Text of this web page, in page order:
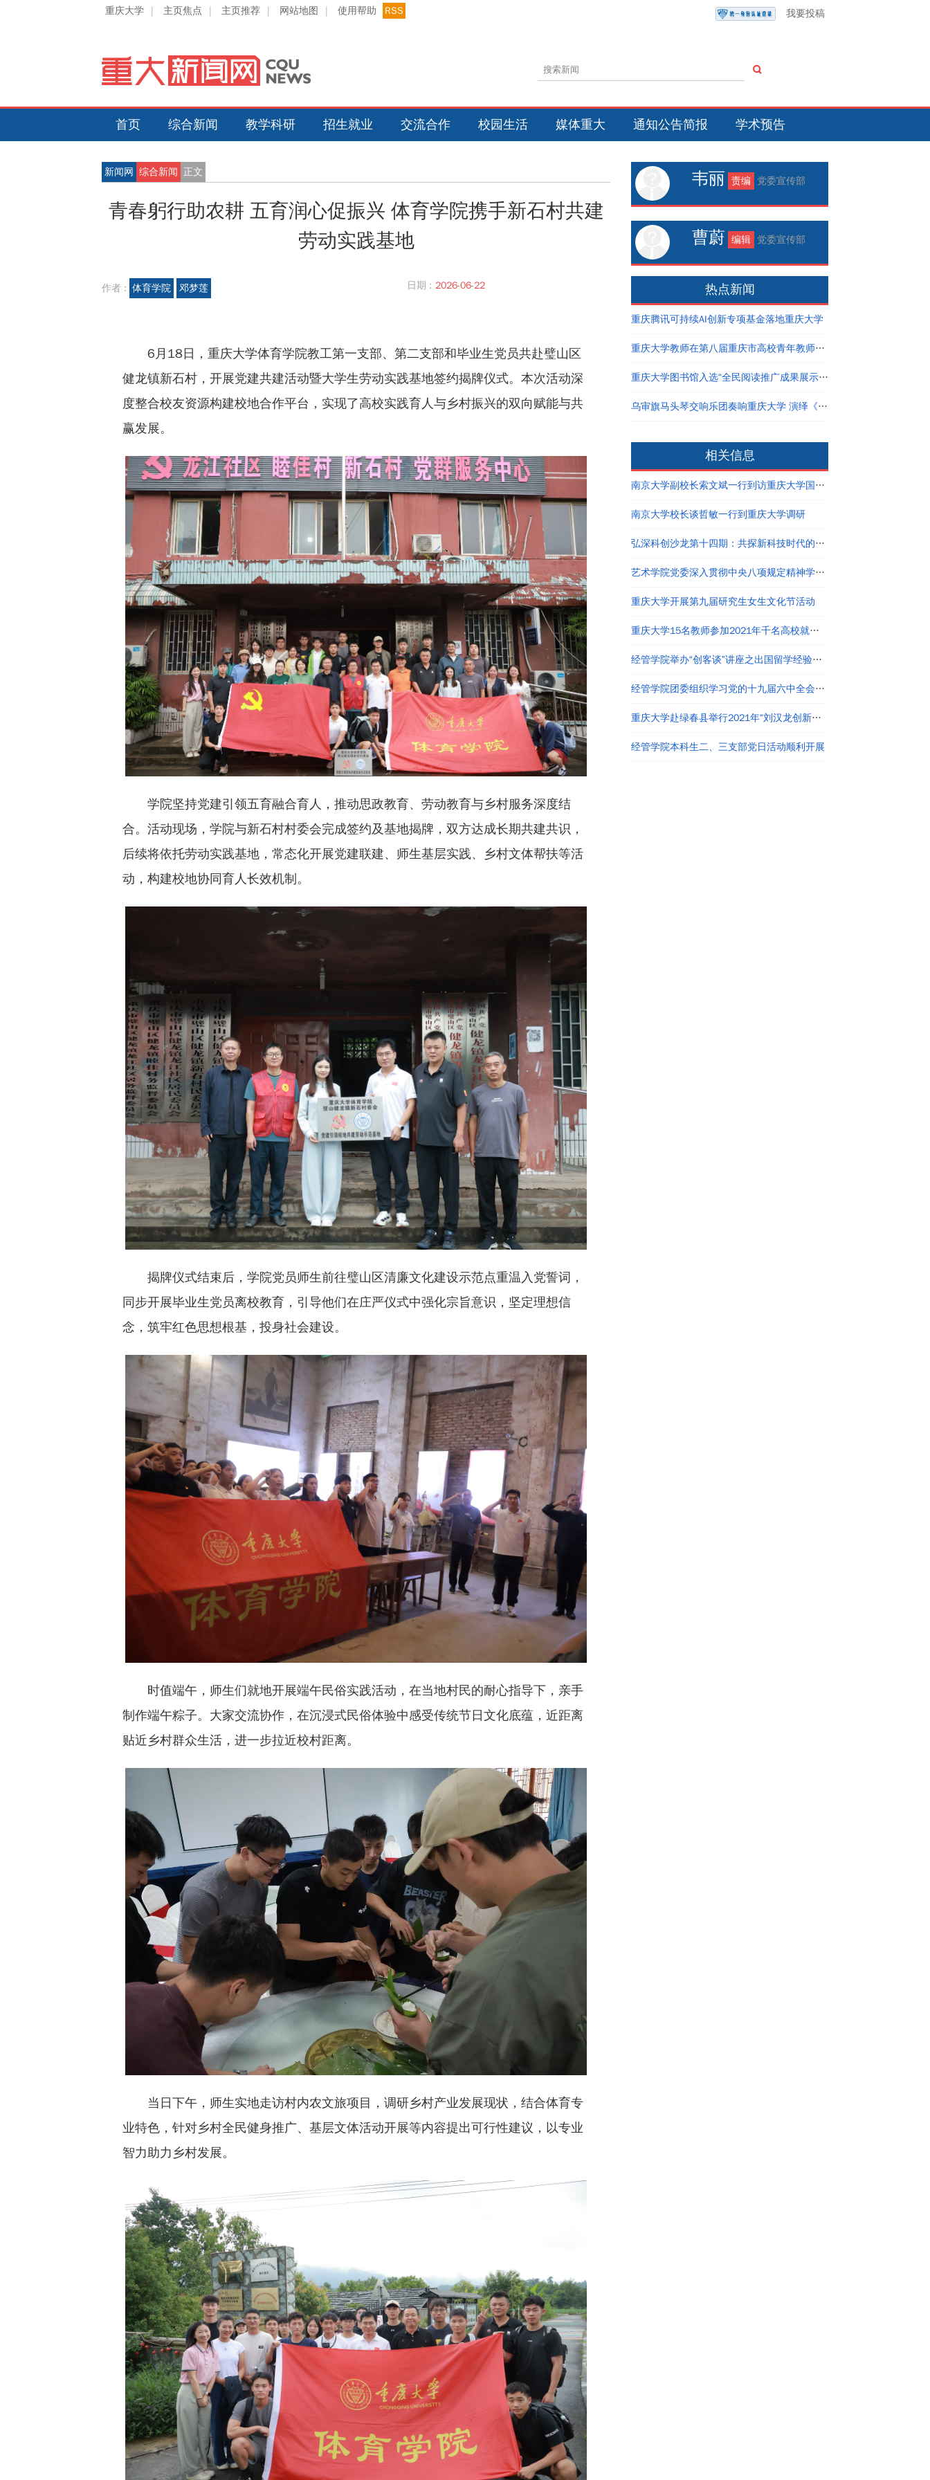
重庆大学 | 主页焦点 | 主页推荐 | 网站地图 | 使用帮助 RSS 我要投稿
首页 综合新闻 教学科研 招生就业 交流合作 校园生活 媒体重大 通知公告简报 学术预告
新闻网 综合新闻 正文
青春躬行助农耕 五育润心促振兴 体育学院携手新石村共建
劳动实践基地
作者 : 体育学院 邓梦莲 日期 : 2026-06-22
6月18日，重庆大学体育学院教工第一支部、第二支部和毕业生党员共赴璧山区
健龙镇新石村，开展党建共建活动暨大学生劳动实践基地签约揭牌仪式。本次活动深
度整合校友资源构建校地合作平台，实现了高校实践育人与乡村振兴的双向赋能与共
赢发展。
学院坚持党建引领五育融合育人，推动思政教育、劳动教育与乡村服务深度结
合。活动现场，学院与新石村村委会完成签约及基地揭牌，双方达成长期共建共识，
后续将依托劳动实践基地，常态化开展党建联建、师生基层实践、乡村文体帮扶等活
动，构建校地协同育人长效机制。
揭牌仪式结束后，学院党员师生前往璧山区清廉文化建设示范点重温入党誓词，
同步开展毕业生党员离校教育，引导他们在庄严仪式中强化宗旨意识，坚定理想信
念，筑牢红色思想根基，投身社会建设。
时值端午，师生们就地开展端午民俗实践活动，在当地村民的耐心指导下，亲手
制作端午粽子。大家交流协作，在沉浸式民俗体验中感受传统节日文化底蕴，近距离
贴近乡村群众生活，进一步拉近校村距离。
当日下午，师生实地走访村内农文旅项目，调研乡村产业发展现状，结合体育专
业特色，针对乡村全民健身推广、基层文体活动开展等内容提出可行性建议，以专业
智力助力乡村发展。
韦丽 责编 党委宣传部
曹蔚 编辑 党委宣传部
热点新闻
重庆腾讯可持续AI创新专项基金落地重庆大学
重庆大学教师在第八届重庆市高校青年教师教学竞赛决赛中斩获佳绩
重庆大学图书馆入选“全民阅读推广成果展示名单”
乌审旗马头琴交响乐团奏响重庆大学 演绎《马背上的交响》
相关信息
南京大学副校长索文斌一行到访重庆大学国家卓越工程师学院
南京大学校长谈哲敏一行到重庆大学调研
弘深科创沙龙第十四期：共探新科技时代的创新创业与职业发展
艺术学院党委深入贯彻中央八项规定精神学习教育读书班结业
重庆大学开展第九届研究生女生文化节活动
重庆大学15名教师参加2021年千名高校就业工作者专题培训
经管学院举办“创客谈”讲座之出国留学经验分享
经管学院团委组织学习党的十九届六中全会精神
重庆大学赴绿春县举行2021年“刘汉龙创新团队龙之梦”奖助学金颁发仪式
经管学院本科生二、三支部党日活动顺利开展